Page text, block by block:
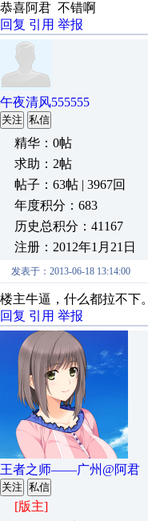
恭喜阿君 不错啊
回复 引用 举报
午夜清风555555
关注 私信
精华：0帖
求助：2帖
帖子：63帖 | 3967回
年度积分：683
历史总积分：41167
注册：2012年1月21日
发表于：2013-06-18 13:14:00
楼主牛逼，什么都拉不下。
回复 引用 举报
王者之师——广州@阿君
关注 私信
[版主]